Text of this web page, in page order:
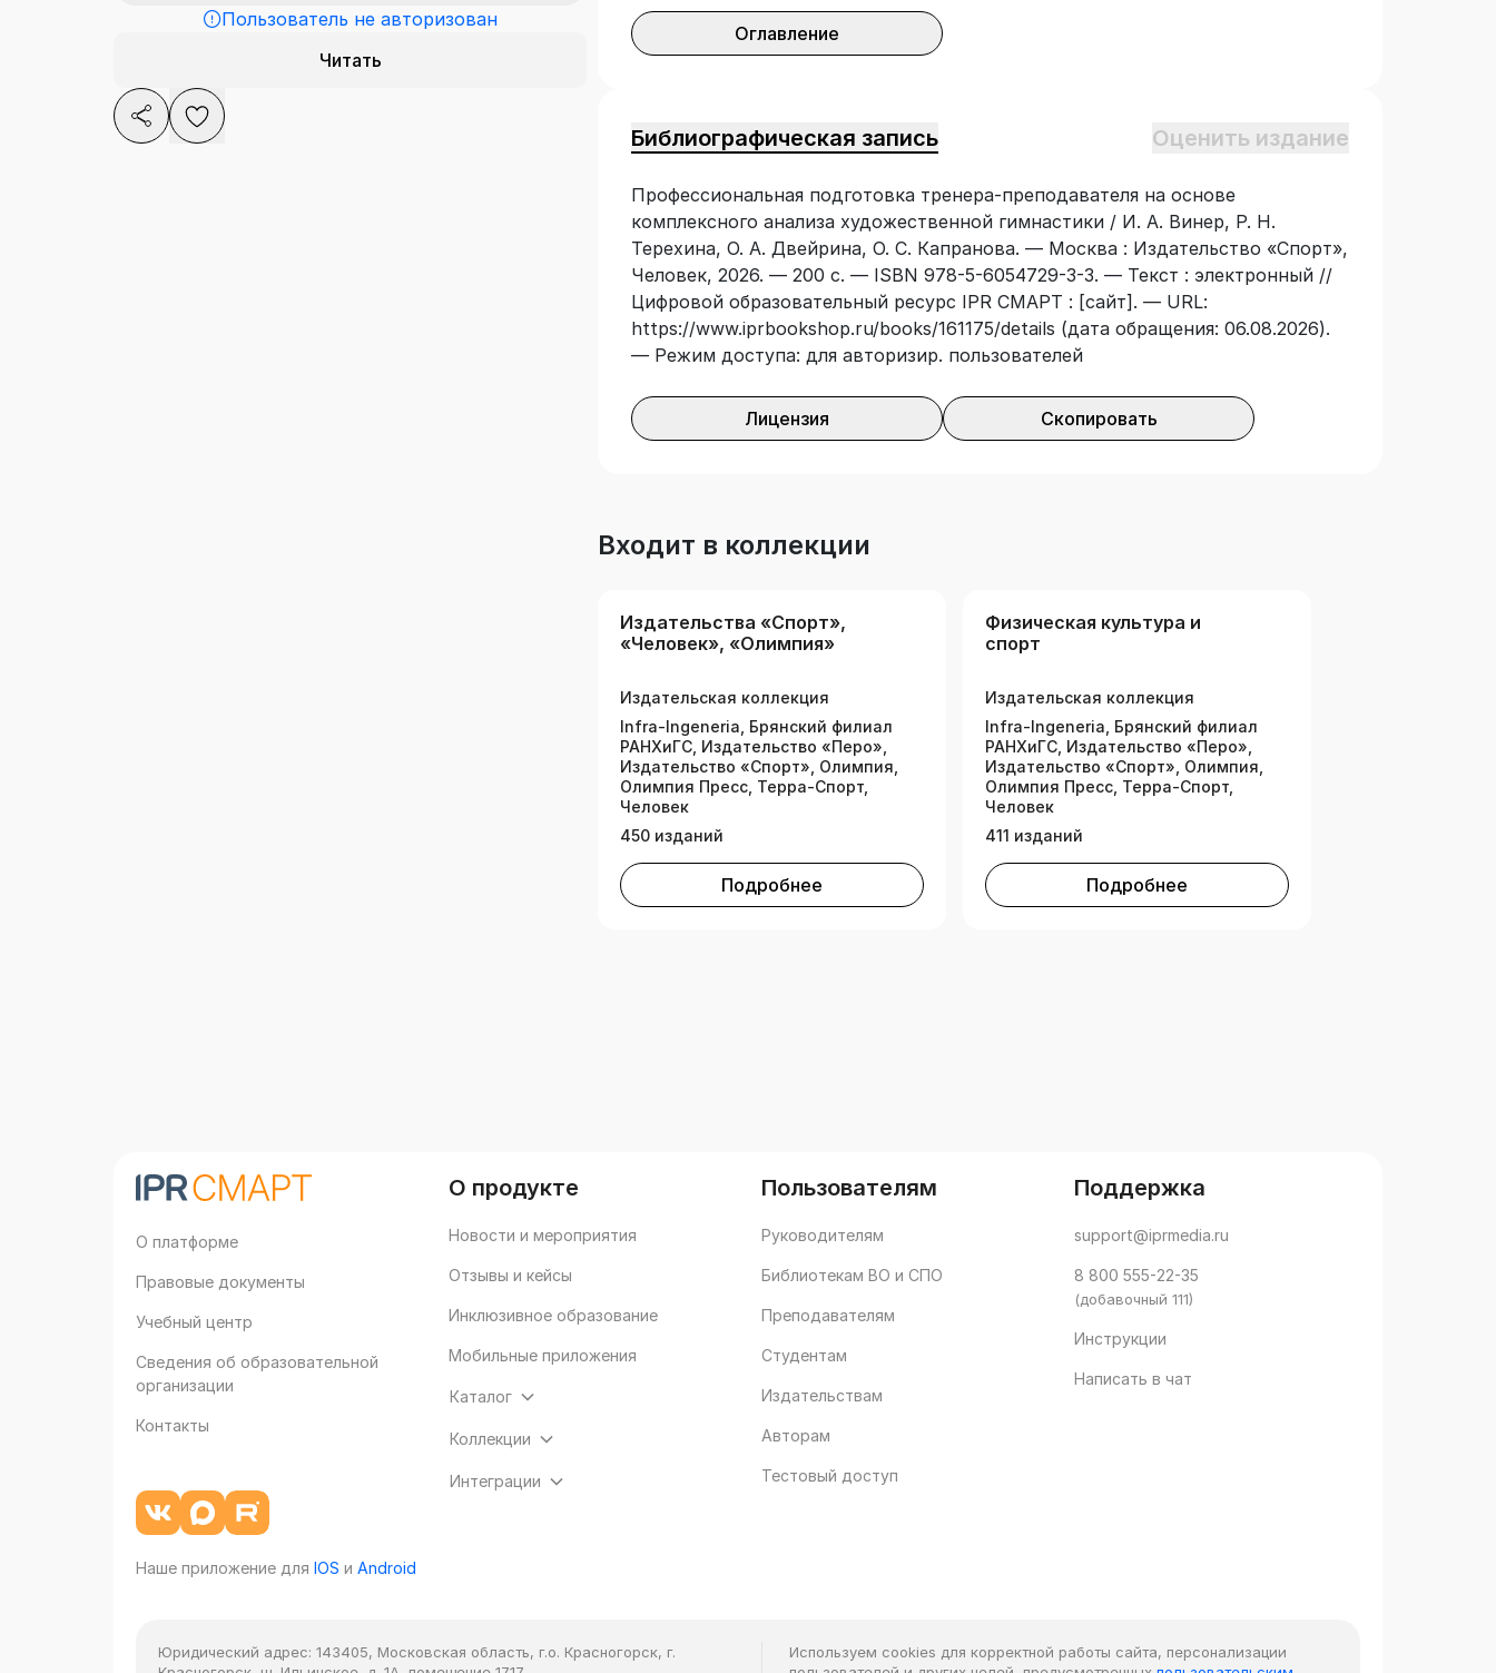
Пользователь не авторизован
Читать
художественной гимнастики, позволяющим формировать профессиональные
компетенции, необходимые в деятельности тренера-преподавателя.
Оглавление
Библиографическая запись Оценить издание
Профессиональная подготовка тренера-преподавателя на основе
комплексного анализа художественной гимнастики / И. А. Винер, Р. Н.
Терехина, О. А. Двейрина, О. С. Капранова. — Москва : Издательство «Спорт»,
Человек, 2026. — 200 с. — ISBN 978-5-6054729-3-3. — Текст : электронный //
Цифровой образовательный ресурс IPR СМАРТ : [сайт]. — URL:
https://www.iprbookshop.ru/books/161175/details (дата обращения: 06.08.2026).
— Режим доступа: для авторизир. пользователей
Лицензия Скопировать
Входит в коллекции
Издательства «Спорт»,
«Человек», «Олимпия»
Издательская коллекция
Infra-lngeneria, Брянский филиал
РАНХиГС, Издательство «Перо»,
Издательство «Спорт», Олимпия,
Олимпия Пресс, Терра-Спорт,
Человек
450 изданий
Подробнее
Физическая культура и
спорт
Издательская коллекция
Infra-lngeneria, Брянский филиал
РАНХиГС, Издательство «Перо»,
Издательство «Спорт», Олимпия,
Олимпия Пресс, Терра-Спорт,
Человек
411 изданий
Подробнее
О платформе
Правовые документы
Учебный центр
Сведения об образовательной
организации
Контакты
Наше приложение для IOS и Android
О продукте
Новости и мероприятия
Отзывы и кейсы
Инклюзивное образование
Мобильные приложения
Каталог
Коллекции
Интеграции
Пользователям
Руководителям
Библиотекам ВО и СПО
Преподавателям
Студентам
Издательствам
Авторам
Тестовый доступ
Поддержка
support@iprmedia.ru
8 800 555-22-35
(добавочный 111)
Инструкции
Написать в чат
Юридический адрес: 143405, Московская область, г.о. Красногорск, г.
Используем cookies для корректной работы сайта, персонализации